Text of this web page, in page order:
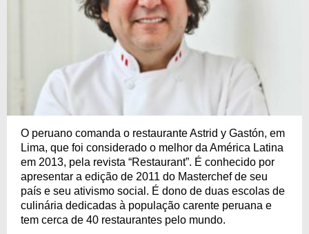
O peruano comanda o restaurante Astrid y Gastón, em
Lima, que foi considerado o melhor da América Latina
em 2013, pela revista “Restaurant”. É conhecido por
apresentar a edição de 2011 do Masterchef de seu
país e seu ativismo social. É dono de duas escolas de
culinária dedicadas à população carente peruana e
tem cerca de 40 restaurantes pelo mundo.